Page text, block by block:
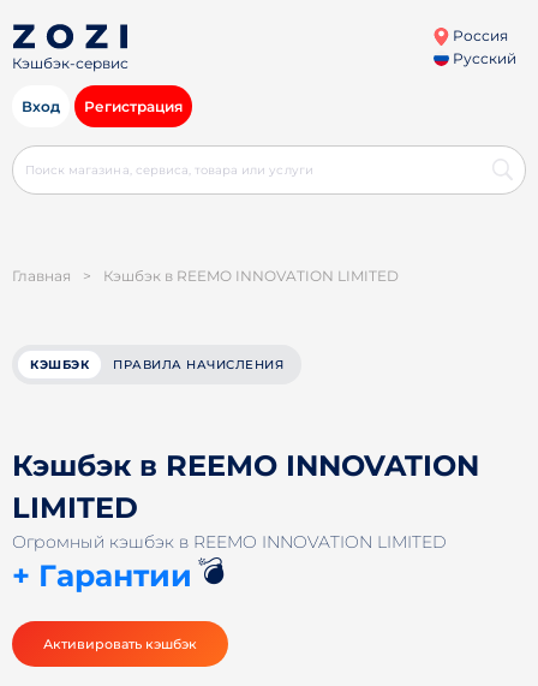
Кэшбэк-сервис
Россия
Русский
Вход Регистрация
Главная > Кэшбэк в REEMO INNOVATION LIMITED
КЭШБЭК ПРАВИЛА НАЧИСЛЕНИЯ
Кэшбэк в REEMO INNOVATION
LIMITED
Огромный кэшбэк в REEMO INNOVATION LIMITED
+ Гарантии 💣
Активировать кэшбэк